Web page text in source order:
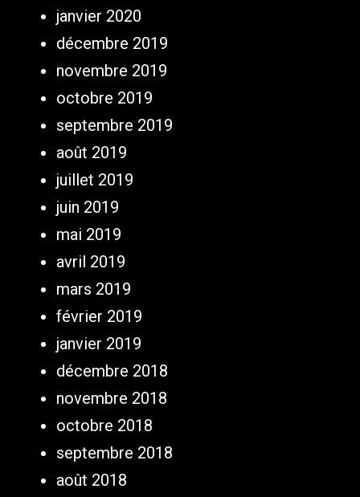
janvier 2020
décembre 2019
novembre 2019
octobre 2019
septembre 2019
août 2019
juillet 2019
juin 2019
mai 2019
avril 2019
mars 2019
février 2019
janvier 2019
décembre 2018
novembre 2018
octobre 2018
septembre 2018
août 2018